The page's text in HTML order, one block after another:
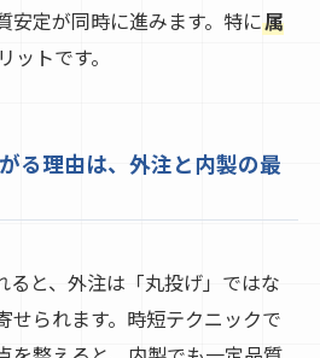
安定が同時に進みます。特に属
ットです。
る理由は、外注と内製の最
ると、外注は「丸投げ」ではな
せられます。時短テクニックで